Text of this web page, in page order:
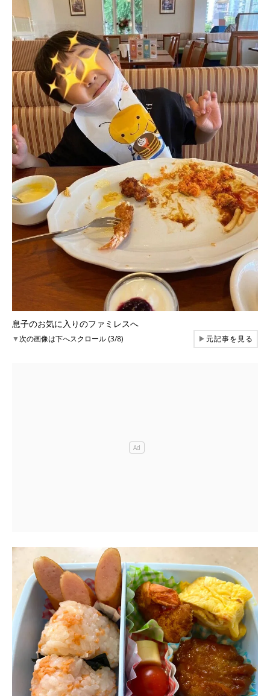
息子のお気に入りのファミレスへ
▼次の画像は下へスクロール (3/8) ▶元記事を見る